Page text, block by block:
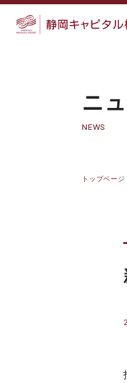
ニ
NEWS
トップページ